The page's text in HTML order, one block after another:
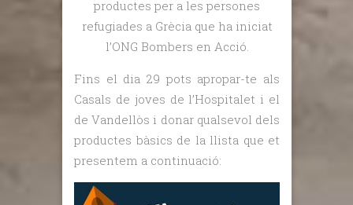
productes per a les persones
refugiades a Grècia que ha iniciat
l’ONG Bombers en Acció.
Fins el dia 29 pots apropar-te als
Casals de joves de l’Hospitalet i el
de Vandellòs i donar qualsevol dels
productes bàsics de la llista que et
presentem a continuació: